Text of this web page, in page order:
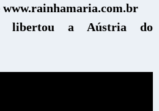
www.rainhamaria.com.br
libertou a Aústria do